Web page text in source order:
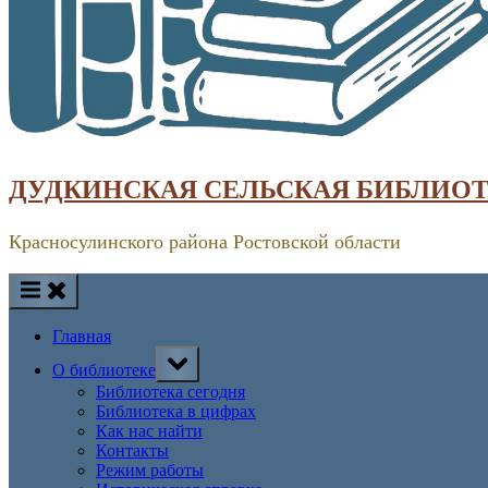
ДУДКИНСКАЯ СЕЛЬСКАЯ
Красносулинского района Ростовской области
Главная
О библиотеке
Toggle
sub-
menu
Библиотека сегодня
Библиотека в цифрах
Как нас найти
Контакты
Режим работы